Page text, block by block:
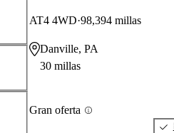
AT4 4WD 98,394 millas
Danville, PA
30 millas
Gran oferta